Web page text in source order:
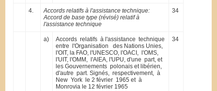
4.
Accords relatifs à l'assistance technique:
Accord de base type (révisé) relatif à
l'assistance technique
34
a)
Accords relatifs à l'assistance technique
entre l'Organisation des Nations Unies,
l'OIT, la FAO, l'UNESCO, l'OACI, l'OMS,
l'UIT, l'OMM, l'AlEA, l'UPU, d'une part, et
les Gouvernements polonais et libérien,
d'autre part. Signés, respectivement, à
New York le 2 février 1965 et à
Monrovia le 12 février 1965
34